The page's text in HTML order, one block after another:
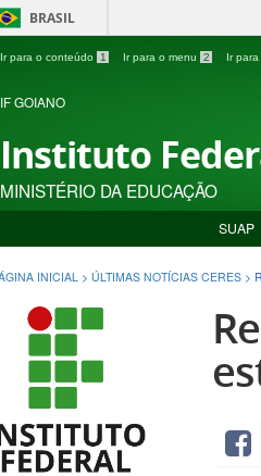
BRASIL
Ir para o conteúdo 1 Ir para o menu 2 Ir
IF GOIANO
Instituto
MINISTÉRIO DA EDUCAÇÃO
SUAP
INICIAL > ÚLTIMAS NOTÍCIAS CERES >